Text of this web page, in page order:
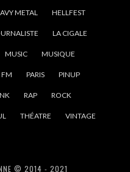
METAL HELLFEST
LA CIGALE
MUSIC MUSIQUE
FM PARIS PINUP
RAP ROCK
THÉATRE VINTAGE
© 2014 - 2021